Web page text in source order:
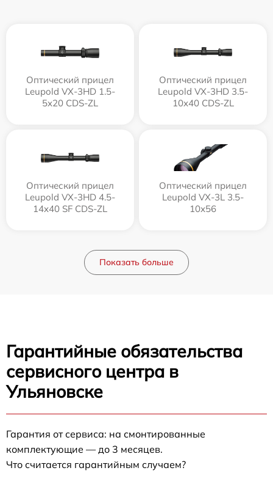
Оптический прицел
Leupold VX-3HD 1.5-
5x20 CDS-ZL
Оптический прицел
Leupold VX-3HD 3.5-
10x40 CDS-ZL
Оптический прицел
Leupold VX-3HD 4.5-
14x40 SF CDS-ZL
Оптический прицел
Leupold VX-3L 3.5-
10x56
Показать больше
Гарантийные обязательства
сервисного центра в
Ульяновске
Гарантия от сервиса: на смонтированные
комплектующие — до 3 месяцев.
Что считается гарантийным случаем?